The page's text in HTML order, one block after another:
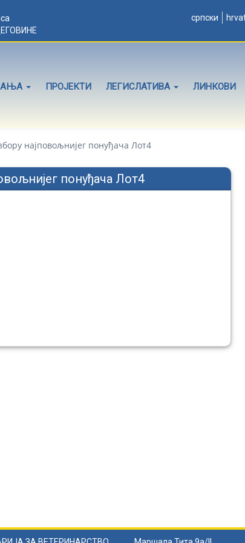
српски
ПРОЈЕКТИ ЛЕГИСЛАТИВА ЛИНКОВИ
најповољнијег понуђача Лот4
понуђача Лот4